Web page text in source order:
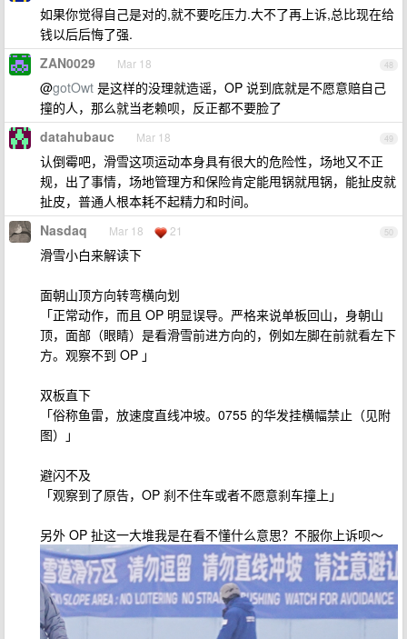
如果你觉得自己是对的,就不要吃压力.大不了再上诉,总比现在给
钱以后后悔了强.
48
ZAN0029 Mar 18
@gotOwt 是这样的没理就造谣，OP 说到底就是不愿意赔自己
撞的人，那么就当老赖呗，反正都不要脸了
49
datahubauc Mar 18
认倒霉吧，滑雪这项运动本身具有很大的危险性，场地又不正
规，出了事情，场地管理方和保险肯定能甩锅就甩锅，能扯皮就
扯皮，普通人根本耗不起精力和时间。
50
Nasdaq Mar 18 21
滑雪小白来解读下
面朝山顶方向转弯横向划
「正常动作，而且 OP 明显误导。严格来说单板回山，身朝山
顶，面部（眼睛）是看滑雪前进方向的，例如左脚在前就看左下
方。观察不到 OP 」
双板直下
「俗称鱼雷，放速度直线冲坡。0755 的华发挂横幅禁止（见附
图）」
避闪不及
「观察到了原告，OP 刹不住车或者不愿意刹车撞上」
另外 OP 扯这一大堆我是在看不懂什么意思？不服你上诉呗～